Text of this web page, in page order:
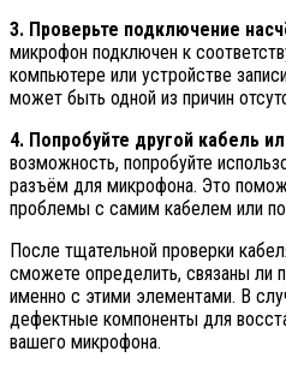
3. Проверьте подключение
микрофон подключен к
компьютере или устройстве
может быть одной из причин
4. Попробуйте другой кабель
возможность, попробуйте
разъём для микрофона. Это
проблемы с самим кабелем или
После тщательной проверки
сможете определить, связаны ли
именно с этими элементами. В
дефектные компоненты для
вашего микрофона.